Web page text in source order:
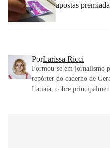
apostas
PorLarissa Ricci
Formou-se em jornalismo
repórter do caderno de
Itatiaia, cobre